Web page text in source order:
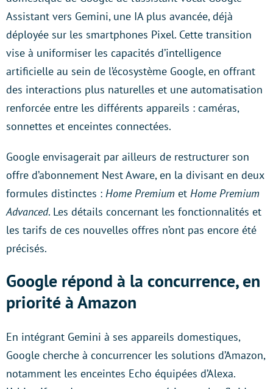
Assistant vers Gemini, une IA plus avancée, déjà
déployée sur les smartphones Pixel. Cette transition
vise à uniformiser les capacités d’intelligence
artificielle au sein de l’écosystème Google, en offrant
des interactions plus naturelles et une automatisation
renforcée entre les différents appareils : caméras,
sonnettes et enceintes connectées.
Google envisagerait par ailleurs de restructurer son
offre d’abonnement Nest Aware, en la divisant en deux
formules distinctes : Home Premium et Home Premium
Advanced. Les détails concernant les fonctionnalités et
les tarifs de ces nouvelles offres n’ont pas encore été
précisés.
Google répond à la concurrence, en
priorité à Amazon
En intégrant Gemini à ses appareils domestiques,
Google cherche à concurrencer les solutions d’Amazon,
notamment les enceintes Echo équipées d’Alexa.